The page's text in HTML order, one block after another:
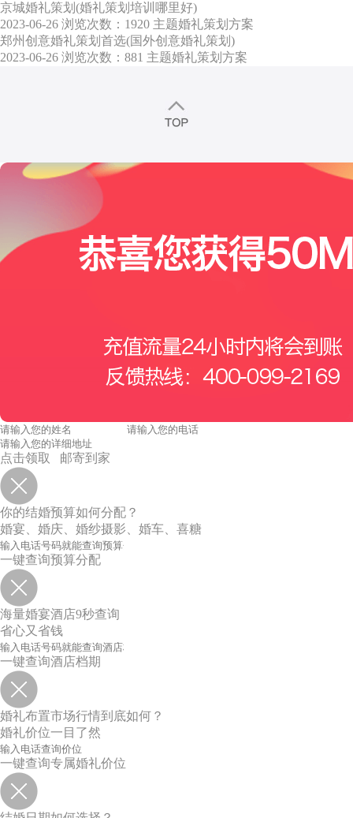
京城婚礼策划(婚礼策划培训哪里好)
2023-06-26 浏览次数：1920 主题婚礼策划方案
郑州创意婚礼策划首选(国外创意婚礼策划)
2023-06-26 浏览次数：881 主题婚礼策划方案
点击领取 邮寄到家
你的结婚预算如何分配？
婚宴、婚庆、婚纱摄影、婚车、喜糖
一键查询预算分配
海量婚宴酒店9秒查询
省心又省钱
一键查询酒店档期
婚礼布置市场行情到底如何？
婚礼价位一目了然
一键查询专属婚礼价位